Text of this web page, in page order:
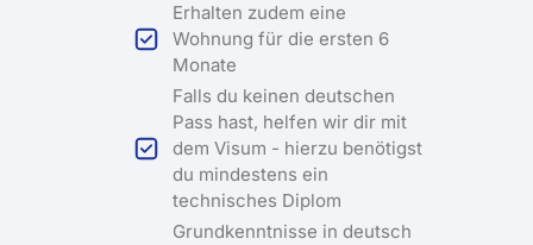
Erhalten zudem eine
Wohnung für die ersten 6
Monate
Falls du keinen deutschen
Pass hast, helfen wir dir mit
dem Visum - hierzu benötigst
du mindestens ein
technisches Diplom
Grundkenntnisse in deutsch